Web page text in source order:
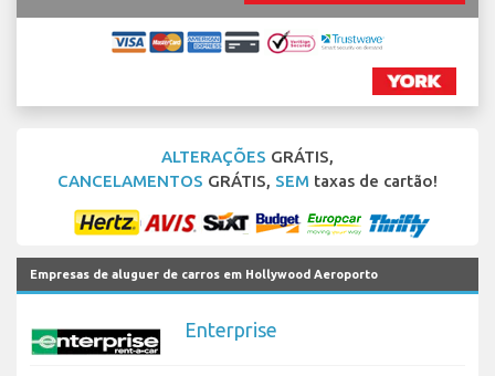
ALTERAÇÕES GRÁTIS,
CANCELAMENTOS GRÁTIS, SEM taxas de cartão!
Empresas de aluguer de carros em Hollywood Aeroporto
Enterprise